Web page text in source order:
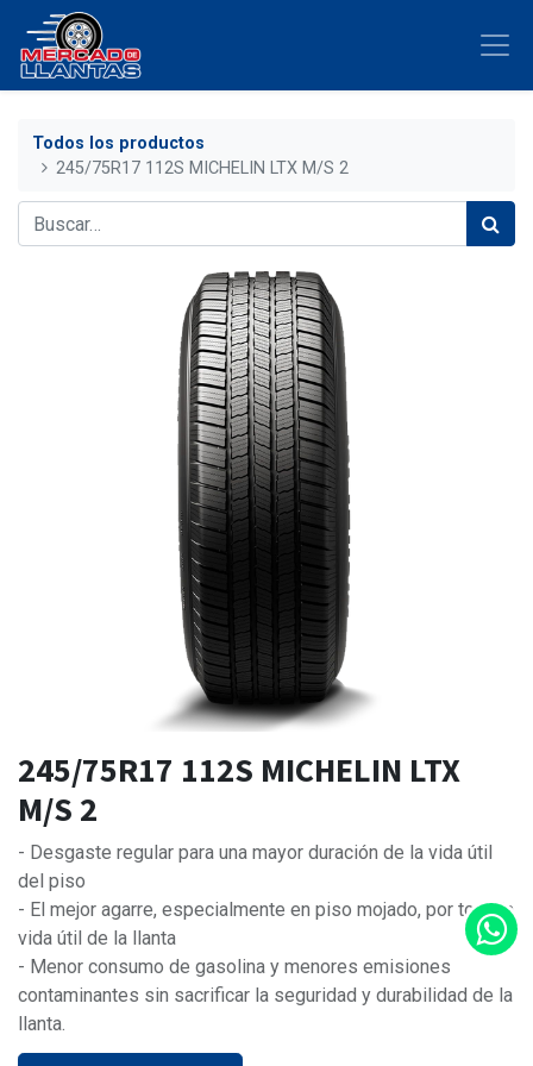
Todos los productos
245/75R17 112S MICHELIN LTX M/S 2
245/75R17 112S MICHELIN LTX
M/S 2
- Desgaste regular para una mayor duración de la vida útil
del piso
- El mejor agarre, especialmente en piso mojado, por toda la
vida útil de la llanta
- Menor consumo de gasolina y menores emisiones
contaminantes sin sacrificar la seguridad y durabilidad de la
llanta.